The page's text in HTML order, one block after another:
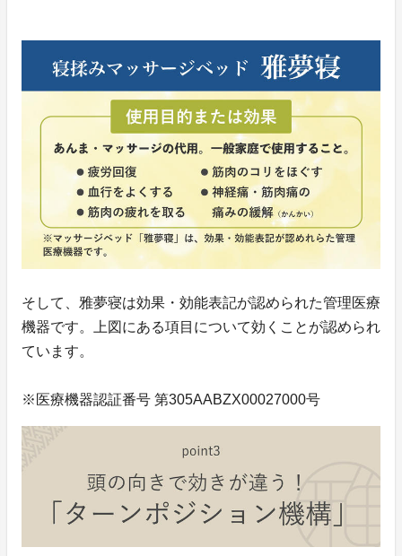
そして、雅夢寝は効果・効能表記が認められた管理医療
機器です。上図にある項目について効くことが認められ
ています。
※医療機器認証番号 第305AABZX00027000号